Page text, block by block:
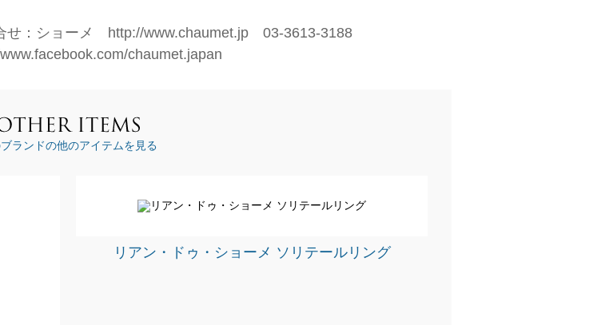
せ：ショーメ http://www.chaumet.jp 03-3613-3188
chaumet.japan
ランドの他のアイテムを見る
リアン・ドゥ・ショーメ ソリテールリング